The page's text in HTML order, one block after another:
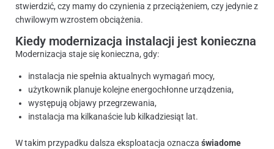
stwierdzić, czy mamy do czynienia z przeciążeniem, czy jedynie z
chwilowym wzrostem obciążenia.
Kiedy modernizacja instalacji jest konieczna
Modernizacja staje się konieczna, gdy:
instalacja nie spełnia aktualnych wymagań mocy,
użytkownik planuje kolejne energochłonne urządzenia,
występują objawy przegrzewania,
instalacja ma kilkanaście lub kilkadziesiąt lat.
W takim przypadku dalsza eksploatacja oznacza świadome